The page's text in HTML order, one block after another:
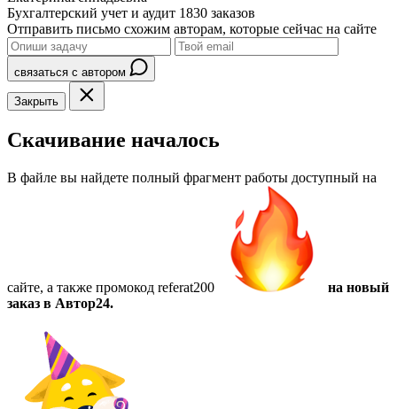
Бухгалтерский учет и аудит 1830 заказов
Отправить письмо схожим авторам, которые сейчас на сайте
связаться с автором
Закрыть
Скачивание началось
В файле вы найдете полный фрагмент работы доступный на
сайте, а также промокод referat200
на новый
заказ в Автор24.